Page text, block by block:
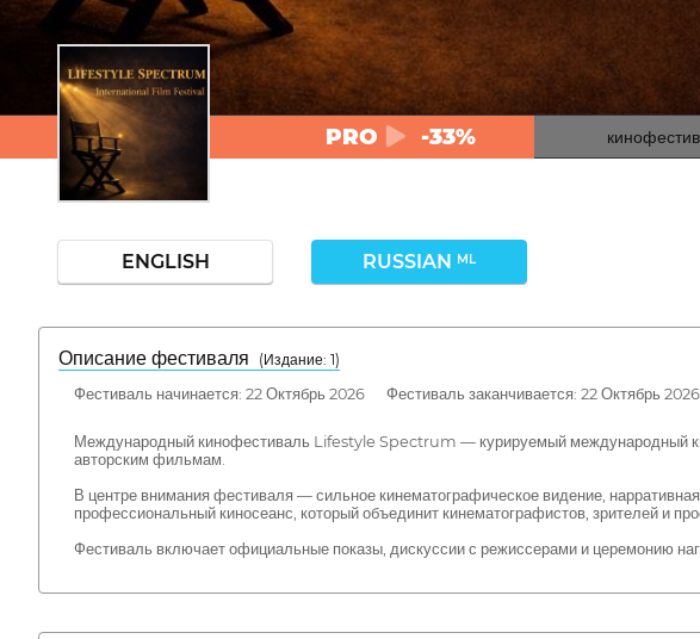
PRO -33%
ENGLISH RUSSIAN ML
Описание фестиваля
( Издание: 1)
Фестиваль начинается: 22 Октябрь 2026 Фестиваль заканчивается: 22 Октябрь 2026
Международный кинофестиваль Lifestyle Spectrum — курируемый международный
авторским фильмам.
В центре внимания фестиваля — сильное кинематографическое видение,
профессиональный киносеанс, который объединит кинематографистов, зрителей и
Фестиваль включает официальные показы, дискуссии с режиссерами и церемонию